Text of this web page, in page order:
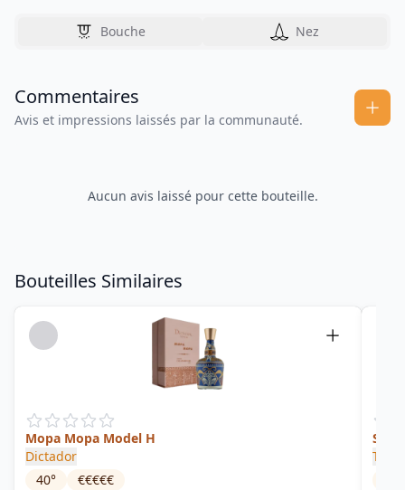
Bouche Nez
Commentaires
Avis et impressions laissés par la communauté.
Aucun avis laissé pour cette bouteille.
Bouteilles Similaires
Mopa Mopa Model H
Dictador
40° €€€€€
That